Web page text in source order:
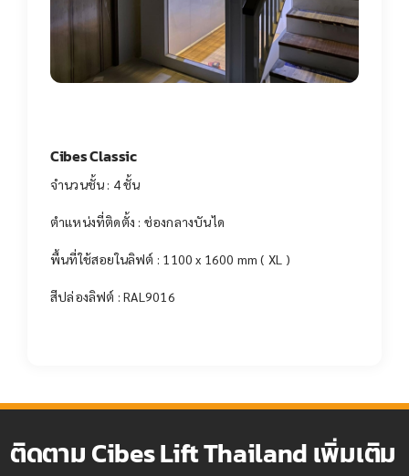
Cibes Classic
จำนวนชั้น : 4 ชั้น
ตำแหน่งที่ติดตั้ง : ช่องกลางบันได
พื้นที่ใช้สอยในลิฟต์ : 1100 x 1600 mm ( XL )
สีปล่องลิฟต์ : RAL9016
ติดตาม Cibes Lift Thailand เพิ่มเติม